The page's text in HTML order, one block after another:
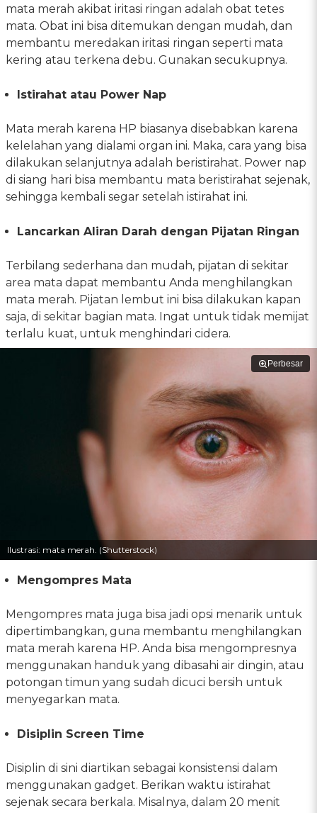
mata merah akibat iritasi ringan adalah obat tetes
mata. Obat ini bisa ditemukan dengan mudah, dan
membantu meredakan iritasi ringan seperti mata
kering atau terkena debu. Gunakan secukupnya.
Istirahat atau Power Nap
Mata merah karena HP biasanya disebabkan karena
kelelahan yang dialami organ ini. Maka, cara yang bisa
dilakukan selanjutnya adalah beristirahat. Power nap
di siang hari bisa membantu mata beristirahat sejenak,
sehingga kembali segar setelah istirahat ini.
Lancarkan Aliran Darah dengan Pijatan Ringan
Terbilang sederhana dan mudah, pijatan di sekitar
area mata dapat membantu Anda menghilangkan
mata merah. Pijatan lembut ini bisa dilakukan kapan
saja, di sekitar bagian mata. Ingat untuk tidak memijat
terlalu kuat, untuk menghindari cidera.
Perbesar
Ilustrasi: mata merah. (Shutterstock)
Mengompres Mata
Mengompres mata juga bisa jadi opsi menarik untuk
dipertimbangkan, guna membantu menghilangkan
mata merah karena HP. Anda bisa mengompresnya
menggunakan handuk yang dibasahi air dingin, atau
potongan timun yang sudah dicuci bersih untuk
menyegarkan mata.
Disiplin Screen Time
Disiplin di sini diartikan sebagai konsistensi dalam
menggunakan gadget. Berikan waktu istirahat
sejenak secara berkala. Misalnya, dalam 20 menit